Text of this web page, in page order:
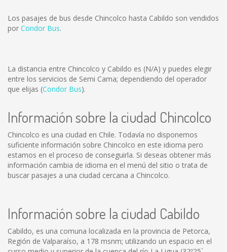
Los pasajes de bus desde Chincolco hasta Cabildo son vendidos
por Condor Bus.
La distancia entre Chincolco y Cabildo es (N/A) y puedes elegir
entre los servicios de Semi Cama; dependiendo del operador
que elijas (Condor Bus).
Información sobre la ciudad Chincolco
Chincolco es una ciudad en Chile. Todavía no disponemos
suficiente información sobre Chincolco en este idioma pero
estamos en el proceso de conseguirla. Si deseas obtener más
información cambia de idioma en el menú del sitio o trata de
buscar pasajes a una ciudad cercana a Chincolco.
Información sobre la ciudad Cabildo
Cabildo, es una comuna localizada en la provincia de Petorca,
Región de Valparaíso, a 178 msnm; utilizando un espacio en el